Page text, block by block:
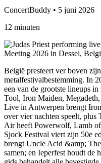
ConcertBuddy • 5 juni 2026
12 minuten
België presteert ver boven
metalfestivalbestemming. In
een van de grootste lineups
Tool, Iron Maiden,
Live in Antwerpen brengt
over vier nachten speelt, plus
Air heeft Powerwolf, Lamb
Sjock Festival viert zijn 50e
brengt Uncle Acid &amp;
samen; en Ieperfest houdt de